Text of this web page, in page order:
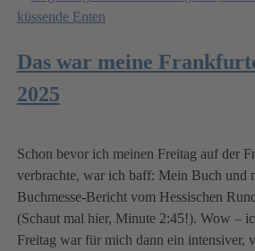
Das war meine
2025
Schon bevor ich meinen Freitag auf der
verbrachte, war ich baff: Mein Buch und
Buchmesse-Bericht vom Hessischen
(Schaut mal hier, Minute 2:45!). Wow –
Freitag war für mich dann ein intensiver,